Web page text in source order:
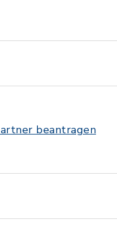
beantragen